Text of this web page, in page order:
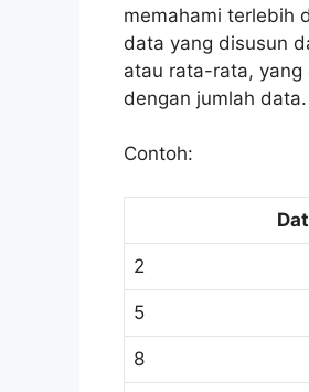
memahami terlebih
data yang disusun
atau rata-rata, yang
dengan jumlah data.
Contoh:
2
5
8